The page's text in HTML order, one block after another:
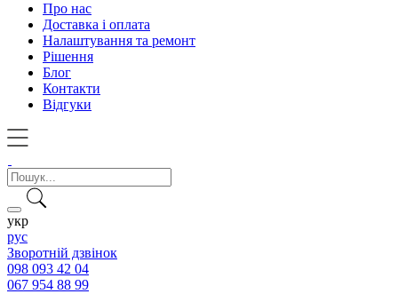
Про нас
Доставка і оплата
Налаштування та ремонт
Рішення
Блог
Контакти
Відгуки
укр
рус
Зворотній дзвінок
098 093 42 04
067 954 88 99